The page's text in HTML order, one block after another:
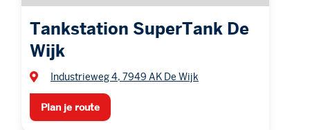
Tankstation SuperTank De
Wijk
Industrieweg 4, 7949 AK De Wijk
Plan je route